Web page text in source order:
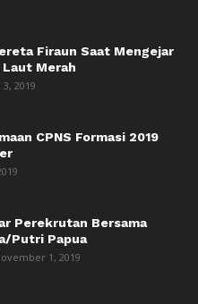
Firaun Saat Mengejar
Laut Merah
3, 2019
CPNS Formasi 2019
Perekrutan Bersama
Putri Papua
1, 2019